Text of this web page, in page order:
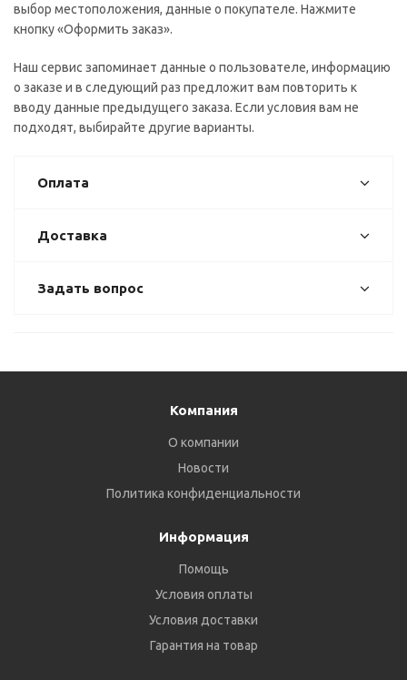
выбор местоположения, данные о покупателе. Нажмите
кнопку «Оформить заказ».
Наш сервис запоминает данные о пользователе, информацию
о заказе и в следующий раз предложит вам повторить к
вводу данные предыдущего заказа. Если условия вам не
подходят, выбирайте другие варианты.
Оплата
Доставка
Задать вопрос
Компания
О компании
Новости
Политика конфиденциальности
Информация
Помощь
Условия оплаты
Условия доставки
Гарантия на товар